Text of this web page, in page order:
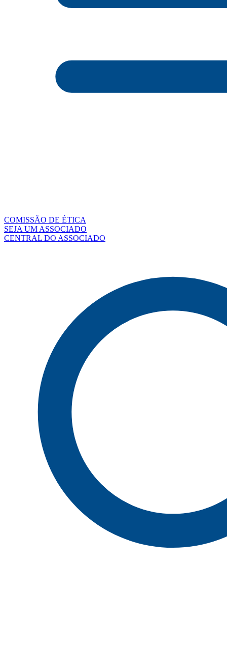
COMISSÃO DE ÉTICA
SEJA UM ASSOCIADO
CENTRAL DO ASSOCIADO